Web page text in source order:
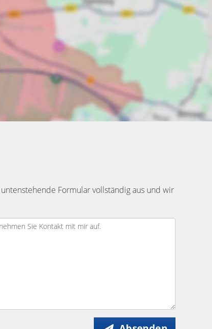
Formular vollständig aus und wir